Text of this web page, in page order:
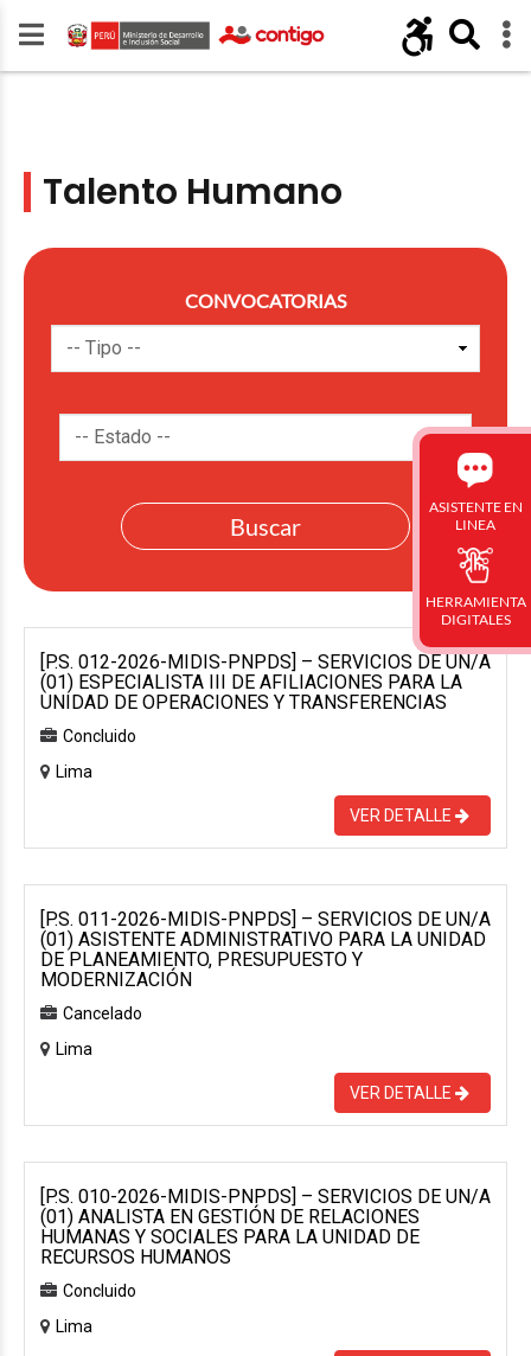
Talento Humano
CONVOCATORIAS
[P.S. 012-2026-MIDIS-PNPDS] – SERVICIOS DE UN/A
(01) ESPECIALISTA III DE AFILIACIONES PARA LA
UNIDAD DE OPERACIONES Y TRANSFERENCIAS
Concluido
Lima
VER DETALLE
[P.S. 011-2026-MIDIS-PNPDS] – SERVICIOS DE UN/A
(01) ASISTENTE ADMINISTRATIVO PARA LA UNIDAD
DE PLANEAMIENTO, PRESUPUESTO Y
MODERNIZACIÓN
Cancelado
Lima
VER DETALLE
[P.S. 010-2026-MIDIS-PNPDS] – SERVICIOS DE UN/A
(01) ANALISTA EN GESTIÓN DE RELACIONES
HUMANAS Y SOCIALES PARA LA UNIDAD DE
RECURSOS HUMANOS
Concluido
Lima
ASISTENTE EN
LINEA
HERRAMIENTA
DIGITALES